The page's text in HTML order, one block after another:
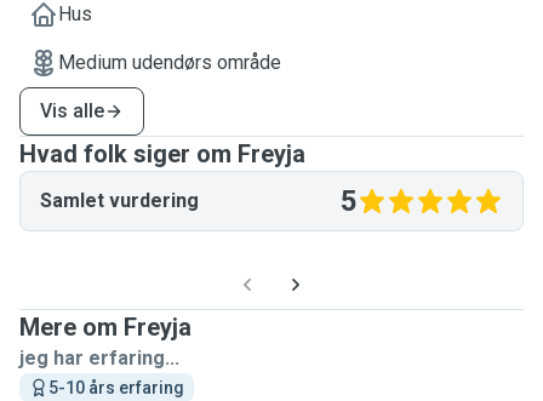
Hus
Medium udendørs område
Vis alle
Hvad folk siger om Freyja
Samlet vurdering 5
Mere om Freyja
jeg har erfaring...
5-10 års erfaring